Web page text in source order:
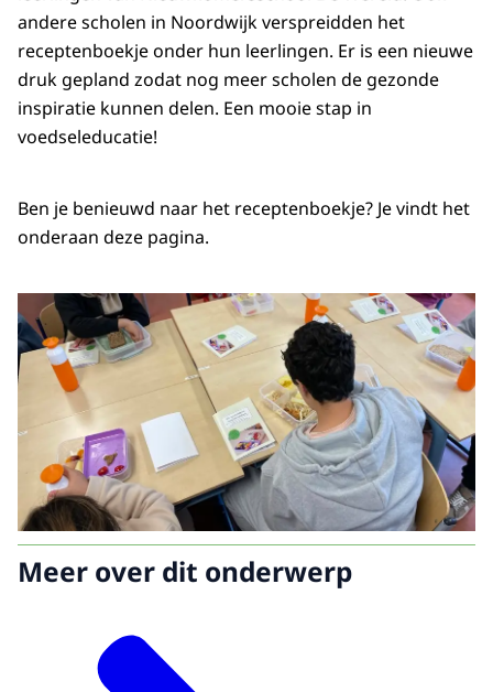
andere scholen in Noordwijk verspreidden het
receptenboekje onder hun leerlingen. Er is een nieuwe
druk gepland zodat nog meer scholen de gezonde
inspiratie kunnen delen. Een mooie stap in
voedseleducatie!
Ben je benieuwd naar het receptenboekje? Je vindt het
onderaan deze pagina.
Meer over dit onderwerp